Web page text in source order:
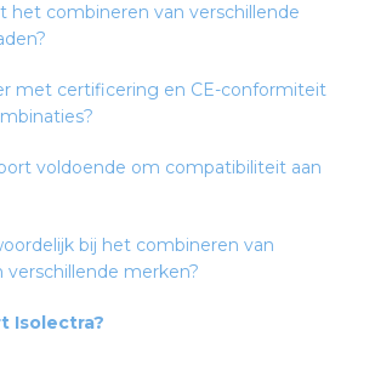
het combineren van verschillende
met certificering en CE-conformiteit
voldoende om compatibiliteit aan
bij het combineren van
verschillende merken?
Isolectra?